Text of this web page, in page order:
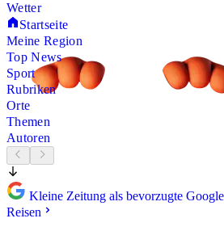
Wetter
Startseite
Meine Region
Top News
Sport
Rubriken
Orte
Themen
Autoren
Kleine Zeitung als bevorzugte
Reisen